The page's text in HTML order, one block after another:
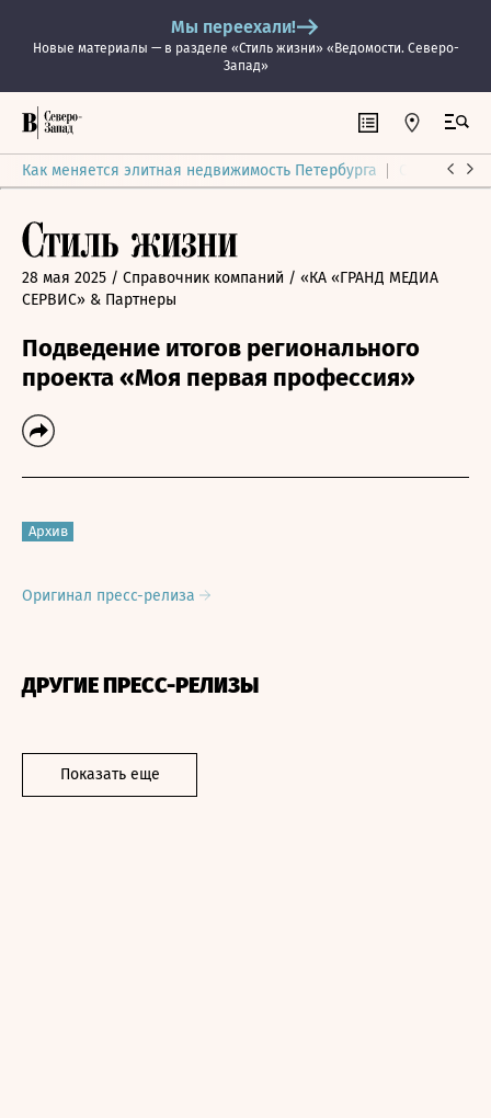
Мы переехали!
Новые материалы — в разделе «Стиль жизни» «Ведомости. Северо-
Запад»
Как меняется элитная недвижимость Петербурга Ситуация
28 мая 2025 / Справочник компаний / «КА «ГРАНД МЕДИА
СЕРВИС» & Партнеры
Подведение итогов регионального
проекта «Моя первая профессия»
Архив
Оригинал пресс-релиза
ДРУГИЕ ПРЕСС-РЕЛИЗЫ
Показать еще